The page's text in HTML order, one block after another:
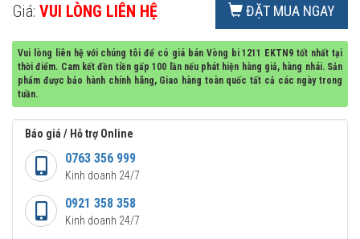
Giá: VUI LÒNG LIÊN HỆ ĐẶT MUA NGAY
Vui lòng liên hệ với chúng tôi để có giá bán Vòng bi 1211 EKTN9 tốt nhất tại
thời điểm. Cam kết đền tiền gấp 100 lần nếu phát hiện hàng giả, hàng nhái. Sản
phẩm được bảo hành chính hãng, Giao hàng toàn quốc tất cả các ngày trong
tuần.
Báo giá / Hỗ trợ Online
0763 356 999
Kinh doanh 24/7
0921 358 358
Kinh doanh 24/7